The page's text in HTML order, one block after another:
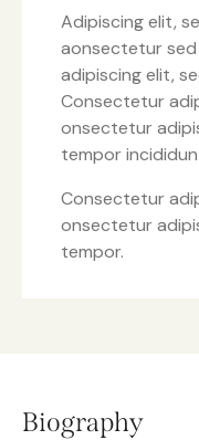
Adipiscing elit,
aonsectetur
adipiscing elit,
Consectetur
onsectetur
tempor
Consectetur
onsectetur
tempor.
Biography